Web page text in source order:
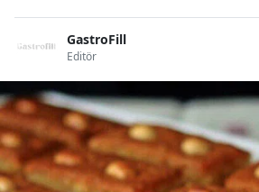
GastroFill
Editör